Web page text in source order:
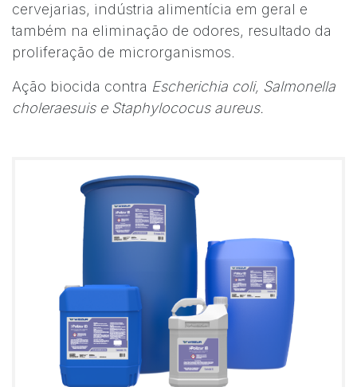
cervejarias, indústria alimentícia em geral e
também na eliminação de odores, resultado da
proliferação de microrganismos.
Ação biocida contra Escherichia coli, Salmonella
choleraesuis e Staphylococus aureus.